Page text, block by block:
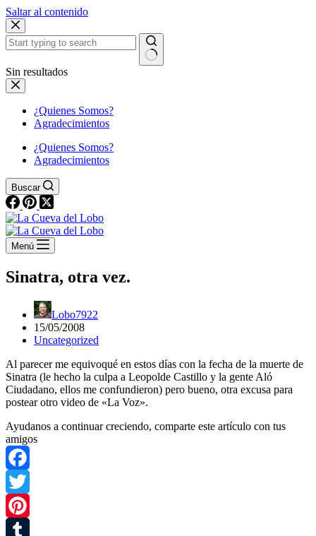
Saltar al contenido
Sin resultados
¿Quienes Somos?
Agradecimientos
¿Quienes Somos?
Agradecimientos
Buscar
Menú
Sinatra, otra vez.
Lobo7922
15/05/2008
Uncategorized
Al parecer me equivoqué en estos días con la fecha de la muerte de
Sinatra (le hecho la culpa a Leopolde Castillo y la gente Aló
Ciudadano, ellos me confundieron) pero bueno, otra excusa para
postear otro video de «La Voz».
Ayudanos a continuar creciendo, comparte este artículo con tus
amigos
Facebook
Twitter
Pinterest